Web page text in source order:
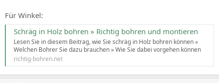
Für Winkel:
Schräg in Holz bohren » Richtig bohren und montieren
Lesen Sie in diesem Beitrag, wie Sie schräg in Holz bohren können »
Welchen Bohrer Sie dazu brauchen » Wie Sie dabei vorgehen können
richtig-bohren.net